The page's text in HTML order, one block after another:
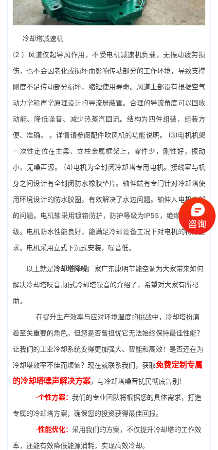
冷却塔减速机
(2 ）风道仅起导风作用，不受电机减速机负载，无振动疲劳损
伤，也不会因老化或损坏而影响传动部分的工作环境，导致支撑
刚度不足传动部分损坏，缩短使用寿命。风道上部设有根据空气
动力学和声学原理设计的导流屏蔽管。合理的导流角度可以回收
动能、降低噪音、减少热蒸汽回流。结构为四件组装，组装方
便、准确。 。详情请参阅配件吹风机的功能说明。 (3)电机机架
一次性定位在主梁、立柱金属框架上，零件少，刚性好，振动
小，无噪声源。 (4)电机为全封闭冷却塔专用电机。接线室与机
身之间设计有全封闭防水橡胶垫片。轴伸端有专门针对冷却塔使
用环境设计的防水胶圈，有效解决了水边问题。轴伸入电机内部
的问题。电机轴采用镀铬防护，防护等级为IP55，绝缘等级为B
级。电机防水性能良好，能满足冷却设备工况下对电机的特殊要
求。电机采用立式下沉式安装，噪音低。
以上就是冷却塔降噪厂家广东康明节能空调为大家带来如何
解决冷却塔噪音,闭式冷却塔噪音的介绍了，希望对大家有所帮
助。
在提升生产效率与应对环境温度的挑战中，冷却塔扮演
着至关重要的角色。但您是否曾担忧它无法始终保持最佳性能？
让我们的工业冷却系统变得更加强大、智能和高效！是否还在为
冷却塔效率不佳而烦恼？现在就联系我们，获取免费定制专属
的冷却塔噪声解决方案，与冷却塔噪音扰民彻底告别！
·个性方案： 我们的专业团队将根据您的具体需求，打造
专属的冷却塔方案，确保您的投资获得最佳回报。
·性能优化： 采用我们的方案，不仅提升冷却塔的工作效
率，还能有效降低能源消耗，实现高效冷却。